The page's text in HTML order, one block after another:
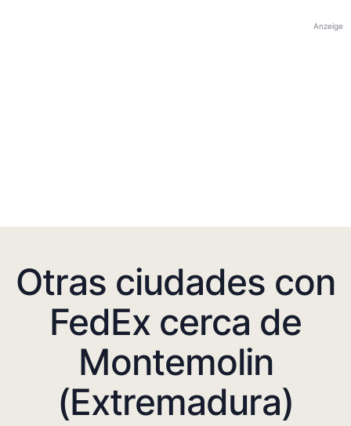
Anzeige
Otras ciudades con
FedEx cerca de
Montemolin
(Extremadura)